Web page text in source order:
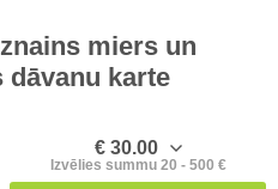
miers un
dāvanu karte
€ 30.00
Izvēlies summu 20 - 500 €